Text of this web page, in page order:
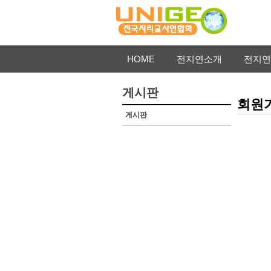
HOME 전지연소개 전지
게시판
게시판
회원